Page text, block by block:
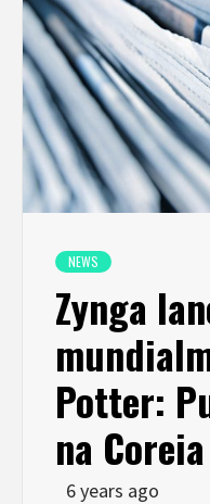
NEWS
Zynga
Potter:
na
6 years ago